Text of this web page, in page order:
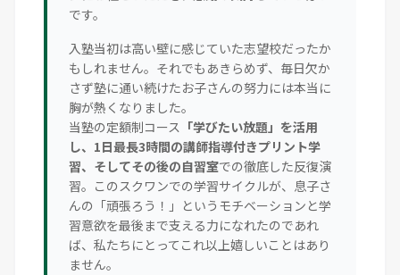
です。
入塾当初は高い壁に感じていた志望校だったか
もしれません。それでもあきらめず、毎日欠か
さず塾に通い続けたお子さんの努力には本当に
胸が熱くなりました。
当塾の定額制コース 「学びたい放題」を活用
し、1日最長3時間の講師指導付きプリント学
習、そしてその後の自習室での徹底した反復演
習。このスクワンでの学習サイクルが、息子さ
んの「頑張ろう！」というモチベーションと学
習意欲を最後まで支える力になれたのであれ
ば、私たちにとってこれ以上嬉しいことはあり
ません。